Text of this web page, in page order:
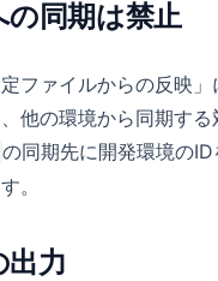
の同期は禁止
ファイルからの反映」
他の環境から同期する
の同期先に開発環境のID
。
出力